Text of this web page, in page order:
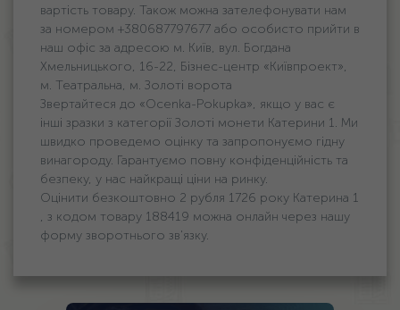
вартість товару. Також можна зателефонувати нам
за номером +380687797677 або особисто прийти в
наш офіс за адресою м. Київ, вул. Богдана
Хмельницького, 16-22, Бізнес-центр «Київпроект»,
м. Театральна, м. Золоті ворота
Звертайтеся до «Ocenka-Pokupka», якщо у вас є
інші зразки з категорії Золоті монети Катерини 1. Ми
швидко проведемо оцінку та запропонуємо гідну
винагороду. Гарантуємо повну конфіденційність та
безпеку, у нас найкращі ціни на ринку.
Оцінити безкоштовно 2 рубля 1726 року Катерина 1
, з кодом товару 188419 можна онлайн через нашу
форму зворотнього зв'язку.